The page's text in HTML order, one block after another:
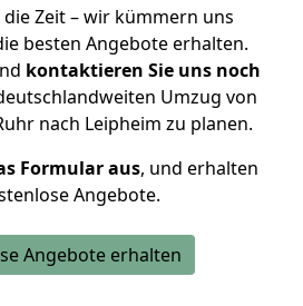
die Zeit – wir kümmern uns
besten Angebote erhalten.
kontaktieren Sie uns noch
Umzug von
nach Leipheim zu planen.
Formular aus, und erhalten
Angebote.
Angebote erhalten